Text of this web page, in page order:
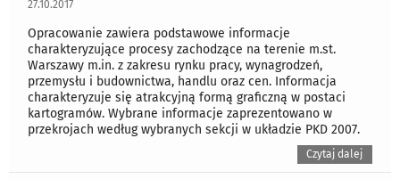
27.10.2017
Opracowanie zawiera podstawowe informacje
charakteryzujące procesy zachodzące na terenie m.st.
Warszawy m.in. z zakresu rynku pracy, wynagrodzeń,
przemysłu i budownictwa, handlu oraz cen. Informacja
charakteryzuje się atrakcyjną formą graficzną w postaci
kartogramów. Wybrane informacje zaprezentowano w
przekrojach według wybranych sekcji w układzie PKD 2007.
Czytaj dalej